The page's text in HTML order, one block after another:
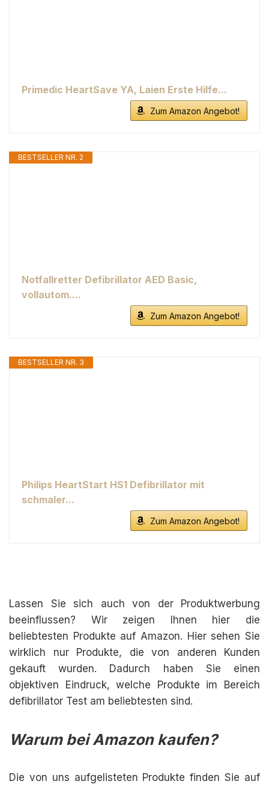
Primedic HeartSave YA, Laien Erste Hilfe...
Zum Amazon Angebot!
BESTSELLER NR. 2
Notfallretter Defibrillator AED Basic,
vollautom....
Zum Amazon Angebot!
BESTSELLER NR. 3
Philips HeartStart HS1 Defibrillator mit
schmaler...
Zum Amazon Angebot!
Lassen Sie sich auch von der Produktwerbung
beeinflussen? Wir zeigen Ihnen hier die
beliebtesten Produkte auf Amazon. Hier sehen Sie
wirklich nur Produkte, die von anderen Kunden
gekauft wurden. Dadurch haben Sie einen
objektiven Eindruck, welche Produkte im Bereich
defibrillator Test am beliebtesten sind.
Warum bei Amazon kaufen?
Die von uns aufgelisteten Produkte finden Sie auf